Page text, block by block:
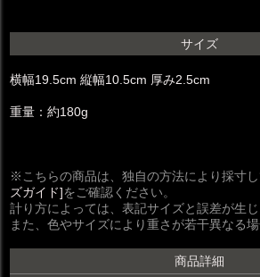
サイズ
横幅19.5cm 縦幅10.5cm 厚み2.5cm
重量：約180g
※こちらの商品は、独自の方法により採寸
ズガイド]をご確認ください。
計り方によっては、表記サイズと誤差が生じ
また、色やサイズにより重さが若干異なる場
商品詳細